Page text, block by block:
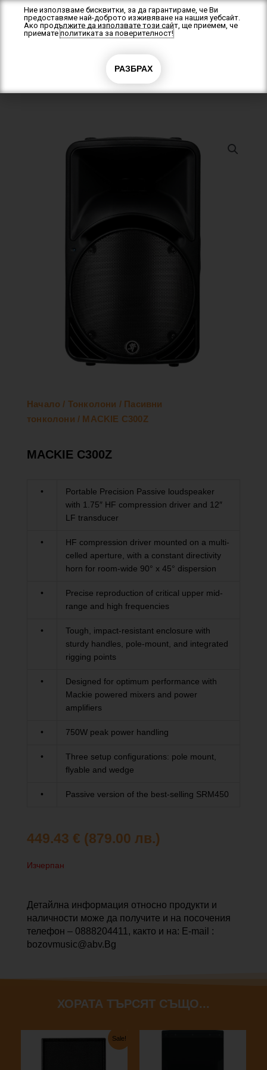
content
Начало / Тонколони / Пасивни
тонколони / MACKIE C300Z
MACKIE C300Z
•
Portable Precision Passive loudspeaker
with 1.75″ HF compression driver and 12″
LF transducer
•
HF compression driver mounted on a multi-
celled aperture, with a constant directivity
horn for room-wide 90° x 45° dispersion
•
Precise reproduction of critical upper mid-
range and high frequencies
•
Tough, impact-resistant enclosure with
sturdy handles, pole-mount, and integrated
rigging points
•
Designed for optimum performance with
Mackie powered mixers and power
amplifiers
• 750W peak power handling
•
Three setup configurations: pole mount,
flyable and wedge
• Passive version of the best-selling SRM450
449.43 € (879.00 лв.)
Изчерпан
Детайлна информация относно продукти и
наличности може да получите и на посочения
телефон – 0888204411, както и на: E-mail :
bozovmusic@abv.Bg
ХОРАТА ТЪРСЯТ СЪЩО...
Sale!
Original
Текущата
Ние използваме бисквитки, за да гарантираме, че Ви
предоставяме най-доброто изживяване на нашия уебсайт.
Ако продължите да използвате този сайт, ще приемем, че
приематеполитиката за поверителност!
РАЗБРАХ